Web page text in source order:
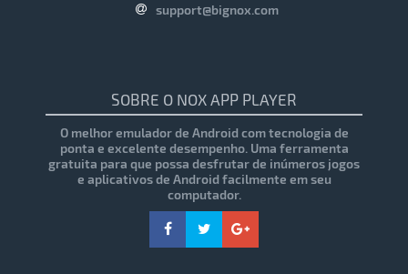
support@bignox.com
SOBRE O NOX APP PLAYER
O melhor emulador de Android com tecnologia de
ponta e excelente desempenho. Uma ferramenta
gratuita para que possa desfrutar de inúmeros jogos
e aplicativos de Android facilmente em seu
computador.